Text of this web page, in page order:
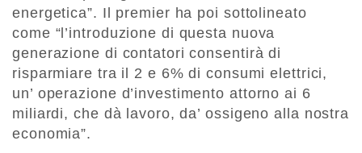
energetica”. Il premier ha poi sottolineato
come “l’introduzione di questa nuova
generazione di contatori consentirà di
risparmiare tra il 2 e 6% di consumi elettrici,
un’ operazione d’investimento attorno ai 6
miliardi, che dà lavoro, da’ ossigeno alla nostra
economia”.